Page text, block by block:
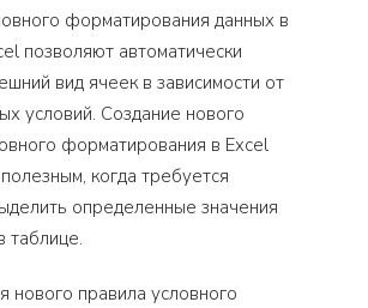
форматирования данных в
позволяют автоматически
вид ячеек в зависимости от
условий. Создание нового
форматирования в Excel
когда требуется
определенные значения
таблице.
нового правила условного